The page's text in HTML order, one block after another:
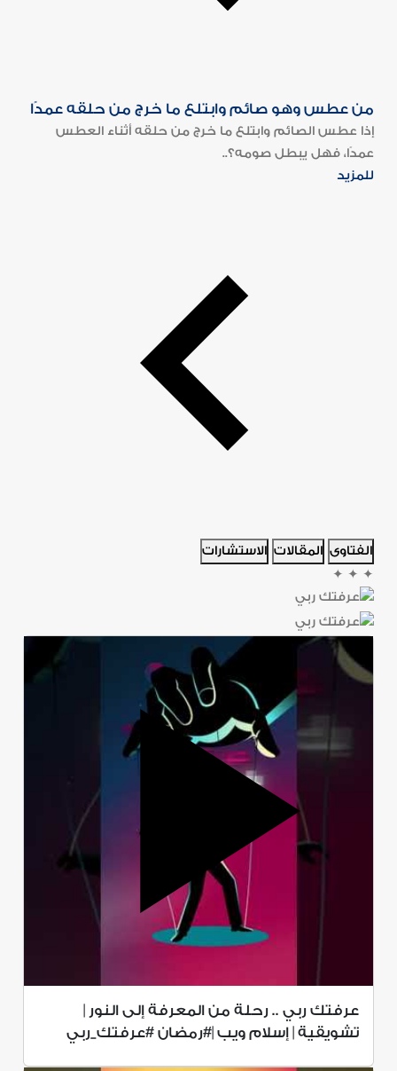
من عطس وهو صائم وابتلع ما خرج من حلقه عمدًا
إذا عطس الصائم وابتلع ما خرج من حلقه أثناء العطس
عمدًا، فهل يبطل صومه؟..
للمزيد
الفتاوى المقالات الاستشارات
✦
✦
✦
عرفتك ربي .. رحلة من المعرفة إلى النور |
تشويقية | إسلام ويب |#رمضان #عرفتك_ربي